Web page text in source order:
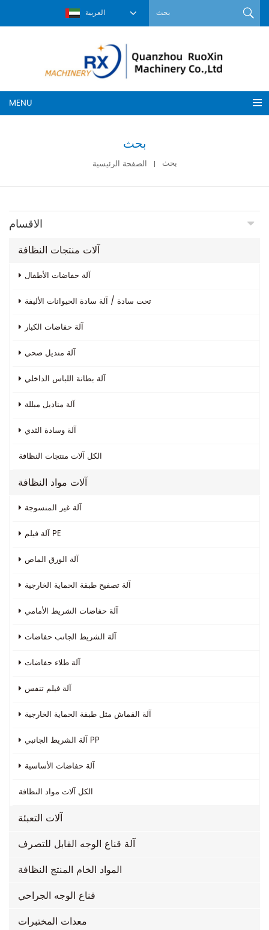
العربية
MENU
بحث
الصفحة الرئيسية بحث
الاقسام
آلات منتجات النظافة
آلة حفاضات الأطفال
تحت سادة / آلة سادة الحيوانات الأليفة
آلة حفاضات الكبار
آلة منديل صحي
آلة بطانة اللباس الداخلي
آلة مناديل مبللة
آلة وسادة الثدي
الكل آلات منتجات النظافة
آلات مواد النظافة
آلة غير المنسوجة
آلة فيلم PE
آلة الورق الماص
آلة تصفيح طبقة الحماية الخارجية
آلة حفاضات الشريط الأمامي
آلة الشريط الجانب حفاضات
آلة طلاء حفاضات
آلة فيلم تنفس
آلة القماش مثل طبقة الحماية الخارجية
آلة الشريط الجانبي PP
آلة حفاضات الأساسية
الكل آلات مواد النظافة
آلات التعبئة
آلة قناع الوجه القابل للتصرف
المواد الخام المنتج النظافة
قناع الوجه الجراحي
معدات المختبرات